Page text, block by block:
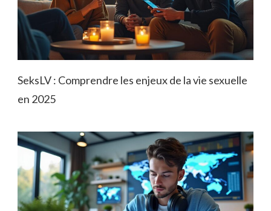
SeksLV : Comprendre les enjeux de la vie sexuelle
en 2025